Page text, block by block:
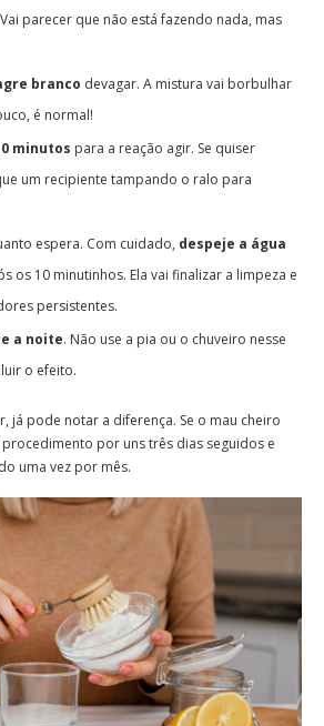
parecer que não está fazendo nada, mas
branco devagar. A mistura vai borbulhar
é normal!
minutos para a reação agir. Se quiser
um recipiente tampando o ralo para
espera. Com cuidado, despeje a água
os 10 minutinhos. Ela vai finalizar a limpeza e
persistentes.
a noite. Não use a pia ou o chuveiro nesse
o efeito.
já pode notar a diferença. Se o mau cheiro
por uns três dias seguidos e
uma vez por mês.